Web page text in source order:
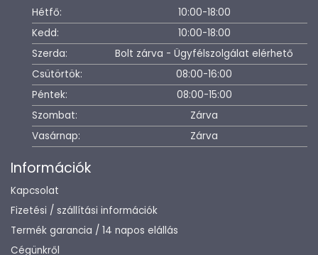
Hétfő:
10:00-18:00
Kedd:
10:00-18:00
Szerda:
Bolt zárva - Ügyfélszolgálat elérhető
Csütörtök:
08:00-16:00
Péntek:
08:00-15:00
Szombat:
Zárva
Vasárnap:
Zárva
Információk
Kapcsolat
Fizetési / szállítási információk
Termék garancia / 14 napos elállás
Cégünkről